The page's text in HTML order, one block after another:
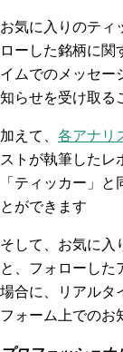
お気に入りのティ
ローした銘柄に関
イムでのメッセー
知らせを受け取る
加えて、 各アナリ
ストが執筆したレ
「ティッカー」
とができます
そして、お気に入
と、フォローした
場合に、リアルタ
フォーム上でのお